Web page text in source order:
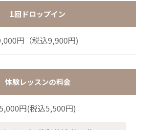
1回ドロップイン
円（税込9,900円)
体験レッスンの料金
5,000円(税込5,500円)